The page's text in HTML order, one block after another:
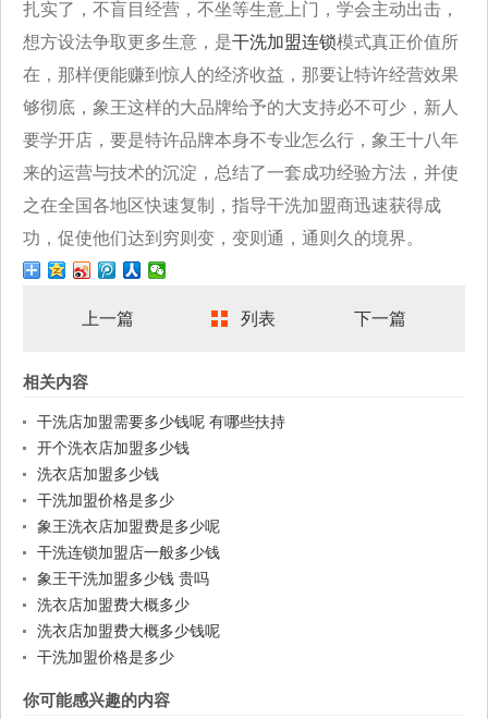
扎实了，不盲目经营，不坐等生意上门，学会主动出击，
想方设法争取更多生意，是干洗加盟连锁模式真正价值所
在，那样便能赚到惊人的经济收益，那要让特许经营效果
够彻底，象王这样的大品牌给予的大支持必不可少，新人
要学开店，要是特许品牌本身不专业怎么行，象王十八年
来的运营与技术的沉淀，总结了一套成功经验方法，并使
之在全国各地区快速复制，指导干洗加盟商迅速获得成
功，促使他们达到穷则变，变则通，通则久的境界。
上一篇 列表 下一篇
相关内容
干洗店加盟需要多少钱呢 有哪些扶持
开个洗衣店加盟多少钱
洗衣店加盟多少钱
干洗加盟价格是多少
象王洗衣店加盟费是多少呢
干洗连锁加盟店一般多少钱
象王干洗加盟多少钱 贵吗
洗衣店加盟费大概多少
洗衣店加盟费大概多少钱呢
干洗加盟价格是多少
你可能感兴趣的内容